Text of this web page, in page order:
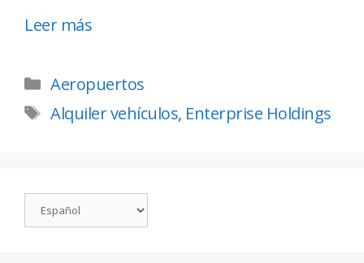
Leer más
Aeropuertos
Alquiler vehículos, Enterprise Holdings